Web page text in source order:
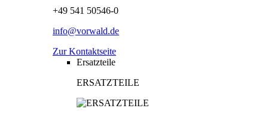
+49 541 50546-0
info@vorwald.de
Zur Kontaktseite
Ersatzteile
ERSATZTEILE